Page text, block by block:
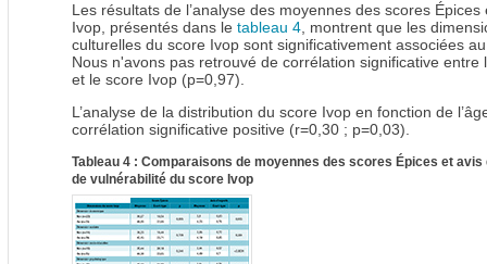
Les résultats de l’analyse des moyennes des scores
Ivop, présentés dans le tableau 4, montrent que les
culturelles du score Ivop sont significativement associées
Nous n'avons pas retrouvé de corrélation significative
et le score Ivop (p=0,97).
L’analyse de la distribution du score Ivop en fonction de
corrélation significative positive (r=0,30 ; p=0,03).
Tableau 4 : Comparaisons de moyennes des scores Épices et
de vulnérabilité du score Ivop